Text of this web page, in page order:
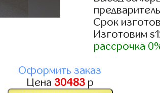
Срок
Изготовим
рассрочка
Оформить заказ
Цена 30483р